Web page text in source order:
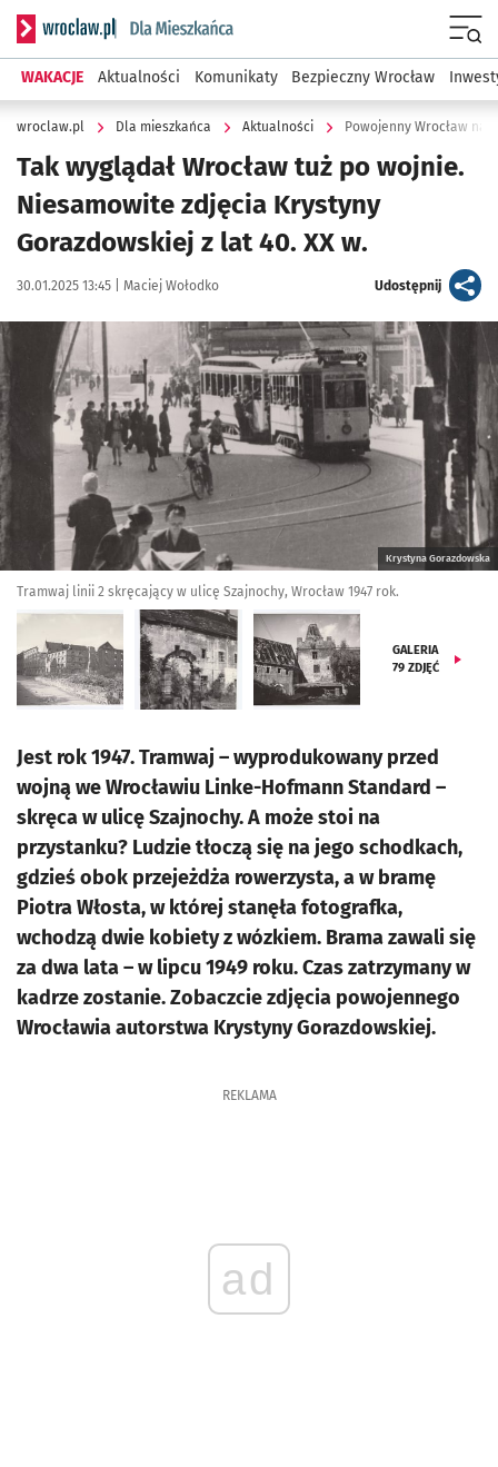
Serwis informacyjny wroclaw.pl podserwis: Dla mieszkańca
WAKACJE Aktualności Komunikaty Bezpieczny Wrocław
wroclaw.pl Dla mieszkańca Aktualności Powojenny Wrocław na
Tak wyglądał Wrocław tuż po wojnie.
Niesamowite zdjęcia Krystyny
Gorazdowskiej z lat 40. XX w.
Data publikacji:
30.01.2025 13:45 | Autor:
Maciej Wołodko Udostępnijartykuł
Kliknij, aby zobaczyć galerię
Krystyna Gorazdowska
Tramwaj linii 2 skręcający w ulicę Szajnochy, Wrocław 1947 rok.
GALERIA
79 ZDJĘĆ
Jest rok 1947. Tramwaj – wyprodukowany przed
wojną we Wrocławiu Linke-Hofmann Standard –
skręca w ulicę Szajnochy. A może stoi na
przystanku? Ludzie tłoczą się na jego schodkach,
gdzieś obok przejeżdża rowerzysta, a w bramę
Piotra Włosta, w której stanęła fotografka,
wchodzą dwie kobiety z wózkiem. Brama zawali się
za dwa lata – w lipcu 1949 roku. Czas zatrzymany w
kadrze zostanie. Zobaczcie zdjęcia powojennego
Wrocławia autorstwa Krystyny Gorazdowskiej.
REKLAMA
ad